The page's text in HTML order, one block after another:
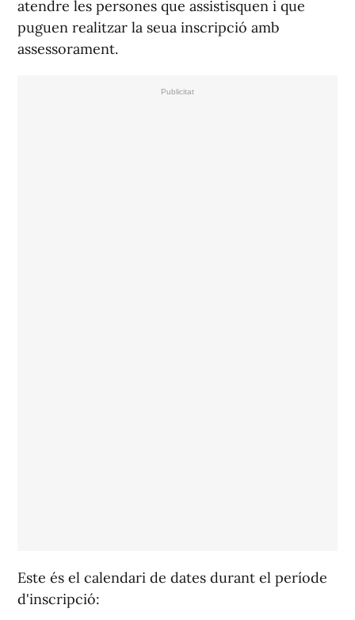
atendre les persones que assistisquen i que
puguen realitzar la seua inscripció amb
assessorament.
Este és el calendari de dates durant el període
d'inscripció: